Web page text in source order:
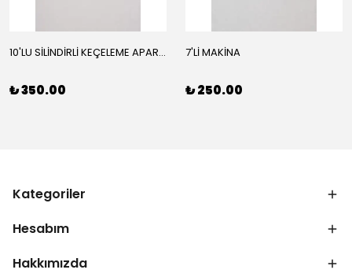
10'LU SİLİNDİRLİ KEÇELEME APARATI
₺ 350.00
7'Lİ MAKİNA
₺ 250.00
Kategoriler
Hesabım
Hakkımızda